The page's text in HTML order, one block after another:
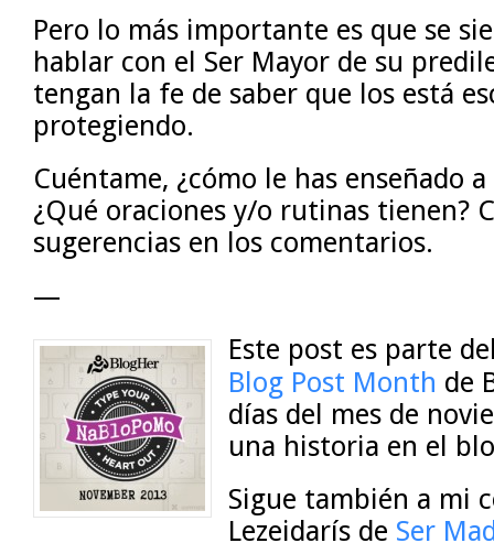
Pero lo más importante es que se
hablar con el Ser Mayor de su
tengan la fe de saber que los está
protegiendo.
Cuéntame, ¿cómo le has enseñado
¿Qué oraciones y/o rutinas tienen?
sugerencias en los comentarios.
—
Este post es parte
Blog Post Month de
días del mes de
una historia en el
Sigue también a mi
Lezeidarís de Ser